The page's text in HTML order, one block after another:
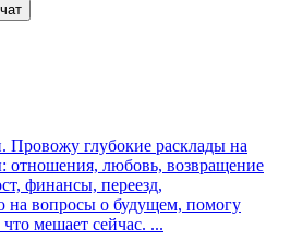
Провожу глубокие расклады на
любовь, возвращение
финансы, переезд,
на вопросы о будущем, помогу
мешает сейчас. ...